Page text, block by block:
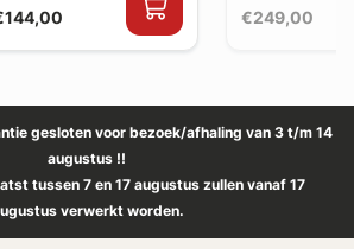
€249,00
gesloten voor bezoek/afhaling van 3 t/m 14
augustus !!
tussen 7 en 17 augustus zullen vanaf 17
verwerkt worden.